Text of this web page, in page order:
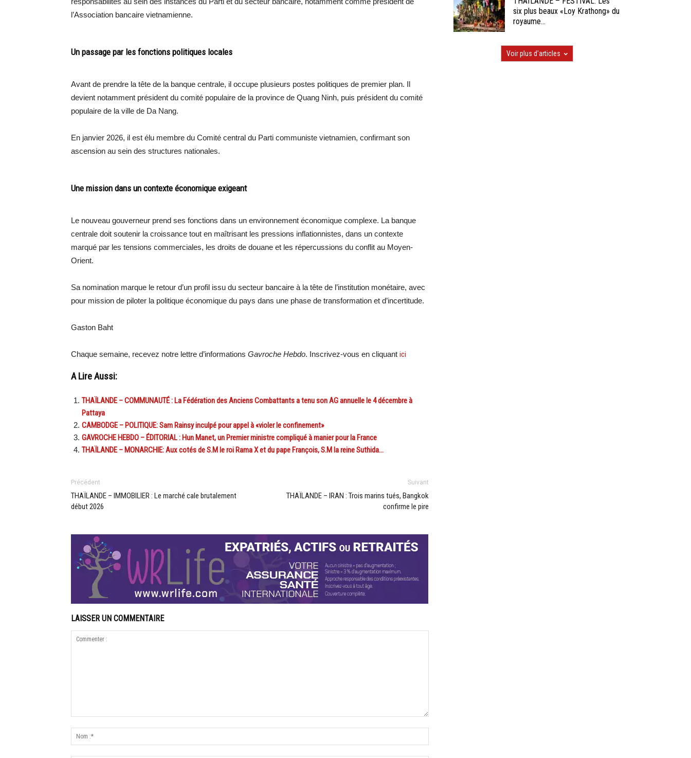
l’Association bancaire vietnamienne.
Un passage par les fonctions politiques locales
Avant de prendre la tête de la banque centrale, il occupe plusieurs postes politiques de premier plan. Il
devient notamment président du comité populaire de la province de Quang Ninh, puis président du comité
populaire de la ville de Da Nang.
En janvier 2026, il est élu membre du Comité central du Parti communiste vietnamien, confirmant son
ascension au sein des structures nationales.
Une mission dans un contexte économique exigeant
Le nouveau gouverneur prend ses fonctions dans un environnement économique complexe. La banque
centrale doit soutenir la croissance tout en maîtrisant les pressions inflationnistes, dans un contexte
marqué par les tensions commerciales, les droits de douane et les répercussions du conflit au Moyen-
Orient.
Sa nomination marque le retour d’un profil issu du secteur bancaire à la tête de l’institution monétaire, avec
pour mission de piloter la politique économique du pays dans une phase de transformation et d’incertitude.
Gaston Baht
Chaque semaine, recevez notre lettre d’informations Gavroche Hebdo. Inscrivez-vous en cliquant ici
A Lire Aussi:
THAÏLANDE – COMMUNAUTÉ : La Fédération des Anciens Combattants a tenu son AG annuelle le 4 décembre à
Pattaya
CAMBODGE – POLITIQUE: Sam Rainsy inculpé pour appel à «violer le confinement»
GAVROCHE HEBDO – ÉDITORIAL : Hun Manet, un Premier ministre compliqué à manier pour la France
THAÏLANDE – MONARCHIE: Aux cotés de S.M le roi Rama X et du pape François, S.M la reine Suthida…
Précédent
THAÏLANDE – IMMOBILIER : Le marché cale brutalement
début 2026
Suivant
THAÏLANDE – IRAN : Trois marins tués, Bangkok
confirme le pire
LAISSER UN COMMENTAIRE
six plus beaux «Loy Krathong» du
royaume...
Voir plus d'articles